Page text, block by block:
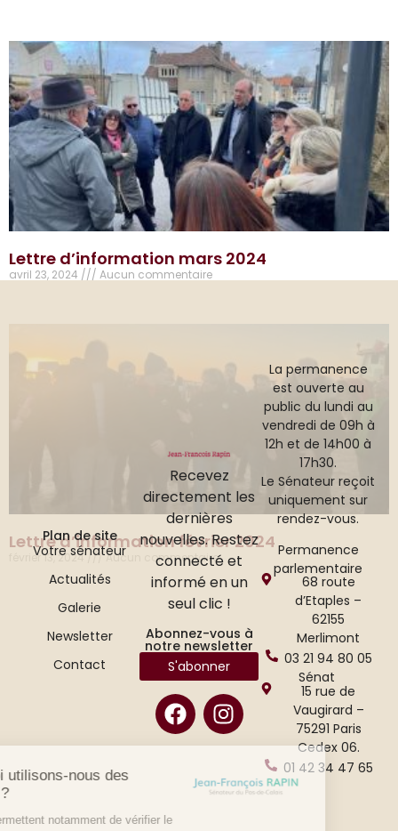
Pourquoi utilisons-nous des
Ils nous permettent notamment de vérifier le
Lettre d’information mars 2024
avril 23, 2024 Aucun commentaire
Lettre d’information février 2024
février 13, 2024 Aucun commentaire
Recevez
directement les
dernières
nouvelles. Restez
connecté et
informé en un
seul clic !
Abonnez-vous à
notre newsletter
S'abonner
La permanence
est ouverte au
public du lundi au
vendredi de 09h à
12h et de 14h00 à
17h30.
Le Sénateur reçoit
uniquement sur
rendez-vous.
Permanence
parlementaire
68 route
d’Etaples –
62155
Merlimont
03 21 94 80 05
Sénat
15 rue de
Vaugirard –
75291 Paris
Cedex 06.
01 42 34 47 65
Plan de site
Votre sénateur
Actualités
Galerie
Newsletter
Contact